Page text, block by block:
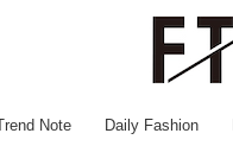
Trend Note Daily Fashion